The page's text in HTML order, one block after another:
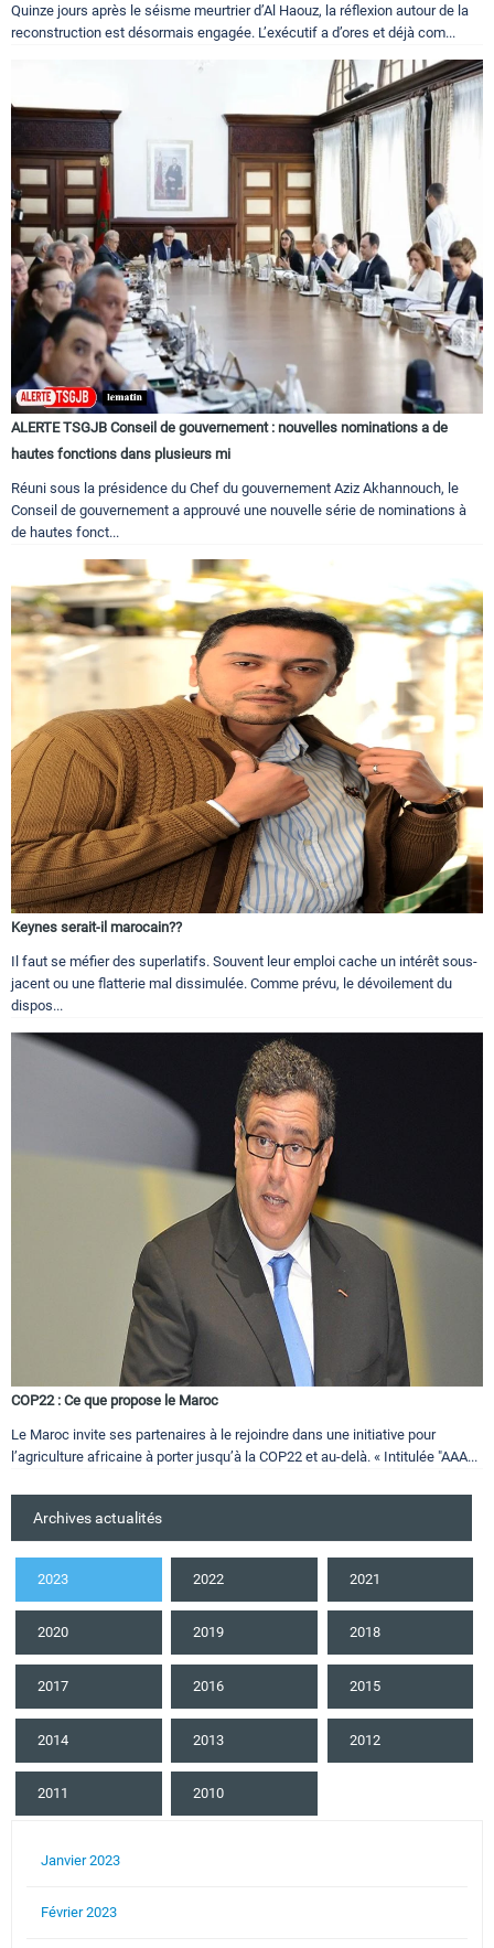
Quinze jours après le séisme meurtrier d’Al Haouz, la réflexion autour de la
reconstruction est désormais engagée. L’exécutif a d’ores et déjà com...
ALERTE TSGJB Conseil de gouvernement : nouvelles nominations a de
hautes fonctions dans plusieurs mi
Réuni sous la présidence du Chef du gouvernement Aziz Akhannouch, le
Conseil de gouvernement a approuvé une nouvelle série de nominations à
de hautes fonct...
Keynes serait-il marocain??
Il faut se méfier des superlatifs. Souvent leur emploi cache un intérêt sous-
jacent ou une flatterie mal dissimulée. Comme prévu, le dévoilement du
dispos...
COP22 : Ce que propose le Maroc
Le Maroc invite ses partenaires à le rejoindre dans une initiative pour
l’agriculture africaine à porter jusqu’à la COP22 et au-delà. « Intitulée "AAA...
Archives actualités
2023 2022 2021
2020 2019 2018
2017 2016 2015
2014 2013 2012
2011 2010
Janvier 2023
Février 2023